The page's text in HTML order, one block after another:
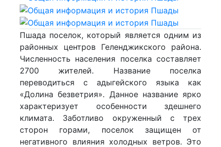
Пшада поселок, который является одним из
районных центров Геленджикского района.
Численность населения поселка составляет
2700 жителей. Название поселка
переводиться с адыгейского языка как
«Долина безветрия». Данное название ярко
характеризует особенности здешнего
климата. Заботливо окруженный с трех
сторон горами, поселок защищен от
негативного влияния холодных ветров. Это